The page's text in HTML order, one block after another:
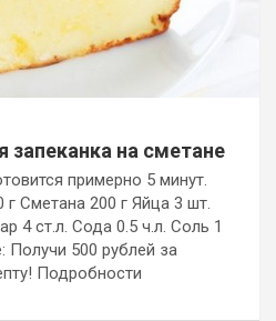
на сметане
примерно 5 минут.
Сметана 200 г Яйца 3 шт.
4 ст.л. Сода 0.5 ч.л. Соль 1
Получи 500 рублей за
Подробности